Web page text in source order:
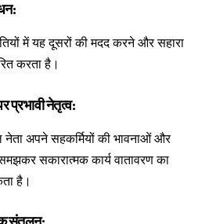
में यह दूसरों की मदद करने और सहारा
करता है।
प्रभावी नेतृत्व:
अपने सहकर्मियों की भावनाओं और
सकारात्मक कार्य वातावरण का
है।